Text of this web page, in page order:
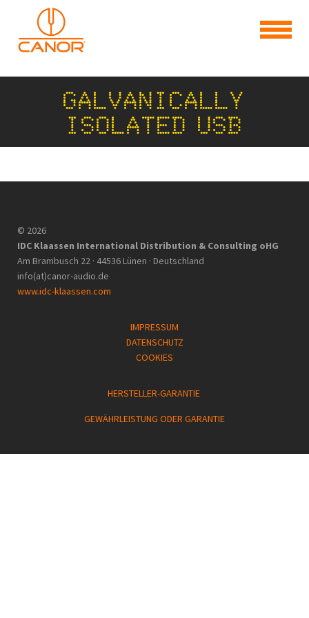
GALVANICALLY
ISOLATED USB
© 2026
IDC Klaassen International Distribution & Consulting oHG
Am Brambusch 22 · 44536 Lünen · Deutschland
info(at)canor-audio.de
www.idc-klaassen.com
IMPRESSUM
DATENSCHUTZ
COOKIES
HERSTELLER-GARANTIE
GEWÄHRLEISTUNG ODER GARANTIE